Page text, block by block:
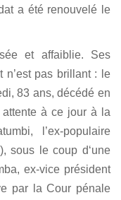
a été renouvelé le
et affaiblie. Ses
n’est pas brillant : le
83 ans, décédé en
à ce jour à la
l’ex-populaire
sous le coup d‘une
ex-vice président
par la Cour pénale